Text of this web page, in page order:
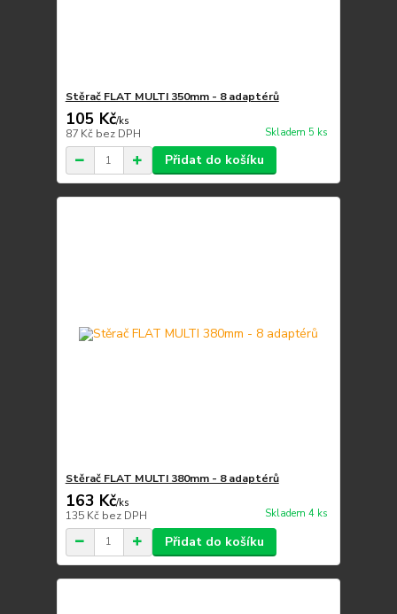
Stěrač FLAT MULTI 350mm - 8 adaptérů
105 Kč/ks
87 Kč bez DPH Skladem 5 ks
Přidat do košíku
Stěrač FLAT MULTI 380mm - 8 adaptérů
163 Kč/ks
135 Kč bez DPH Skladem 4 ks
Přidat do košíku